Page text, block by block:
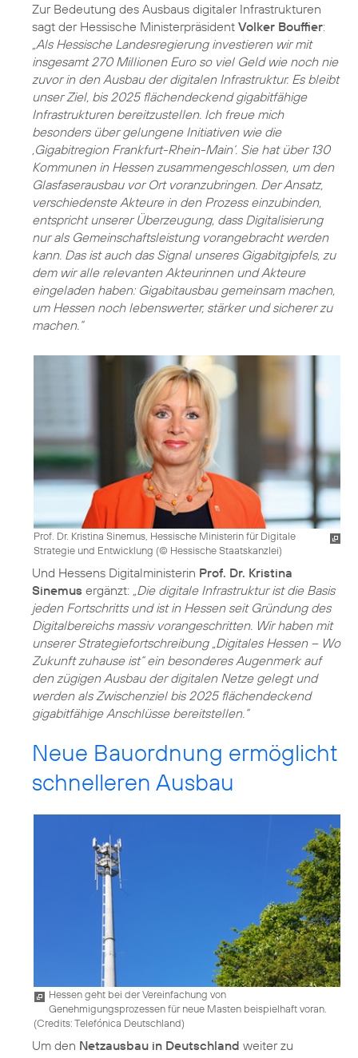
Zur Bedeutung des Ausbaus digitaler Infrastrukturen
sagt der Hessische Ministerpräsident Volker Bouffier:
„Als Hessische Landesregierung investieren wir mit
insgesamt 270 Millionen Euro so viel Geld wie noch nie
zuvor in den Ausbau der digitalen Infrastruktur. Es bleibt
unser Ziel, bis 2025 flächendeckend gigabitfähige
Infrastrukturen bereitzustellen. Ich freue mich
besonders über gelungene Initiativen wie die
‚Gigabitregion Frankfurt-Rhein-Main‘. Sie hat über 130
Kommunen in Hessen zusammengeschlossen, um den
Glasfaserausbau vor Ort voranzubringen. Der Ansatz,
verschiedenste Akteure in den Prozess einzubinden,
entspricht unserer Überzeugung, dass Digitalisierung
nur als Gemeinschaftsleistung vorangebracht werden
kann. Das ist auch das Signal unseres Gigabitgipfels, zu
dem wir alle relevanten Akteurinnen und Akteure
eingeladen haben: Gigabitausbau gemeinsam machen,
um Hessen noch lebenswerter, stärker und sicherer zu
machen.“
Prof. Dr. Kristina Sinemus, Hessische Ministerin für Digitale
Strategie und Entwicklung (© Hessische Staatskanzlei)
Und Hessens Digitalministerin Prof. Dr. Kristina
Sinemus ergänzt: „Die digitale Infrastruktur ist die Basis
jeden Fortschritts und ist in Hessen seit Gründung des
Digitalbereichs massiv vorangeschritten. Wir haben mit
unserer Strategiefortschreibung „Digitales Hessen – Wo
Zukunft zuhause ist“ ein besonderes Augenmerk auf
den zügigen Ausbau der digitalen Netze gelegt und
werden als Zwischenziel bis 2025 flächendeckend
gigabitfähige Anschlüsse bereitstellen.“
Neue Bauordnung ermöglicht
schnelleren Ausbau
Hessen geht bei der Vereinfachung von
Genehmigungsprozessen für neue Masten beispielhaft voran.
(Credits: Telefónica Deutschland)
Um den Netzausbau in Deutschland weiter zu